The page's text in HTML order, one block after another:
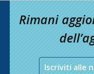
Rimani
Iscriviti alle